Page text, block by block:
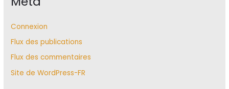
Connexion
Flux des publications
Flux des commentaires
Site de WordPress-FR